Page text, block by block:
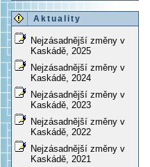
Aktuality
Nejzásadnější změny v
Kaskádě, 2025
Nejzásadnější změny v
Kaskádě, 2024
Nejzásadnější změny v
Kaskádě, 2023
Nejzásadnější změny v
Kaskádě, 2022
Nejzásadnější změny v
Kaskádě, 2021